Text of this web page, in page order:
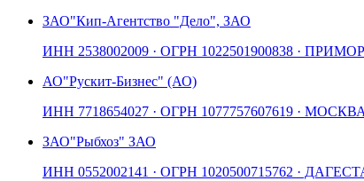
ЗАО"Кип-Агентство "Дело", ЗАО
ИНН 2538002009 · ОГРН 1022501900838 ·
АО"Рускит-Бизнес" (АО)
ИНН 7718654027 · ОГРН 1077757607619 · МОСКВА
ЗАО"Рыбхоз" ЗАО
ИНН 0552002141 · ОГРН 1020500715762 ·